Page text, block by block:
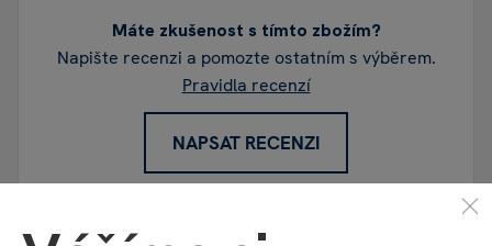
Máte zkušenost s tímto zbožím?
Napište recenzi a pomozte ostatním s výběrem.
Pravidla recenzí
NAPSAT RECENZI